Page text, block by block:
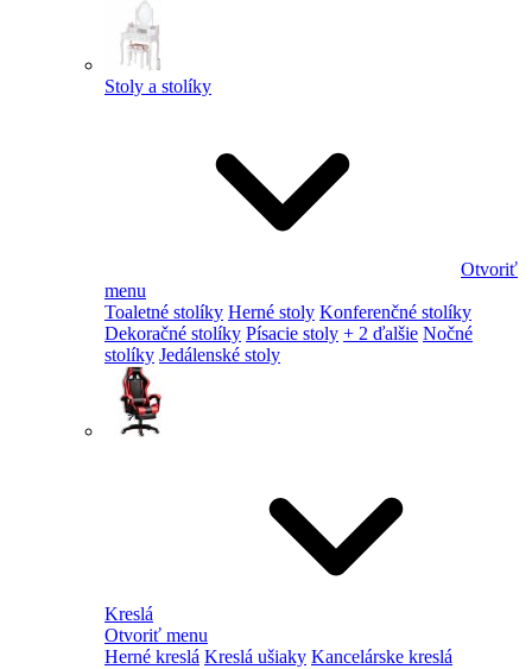
Stoly a stolíky
Otvoriť
menu
Toaletné stolíky Herné stoly Konferenčné stolíky
Dekoračné stolíky Písacie stoly + 2 ďalšie Nočné
stolíky Jedálenské stoly
Kreslá
Otvoriť menu
Herné kreslá Kreslá ušiaky Kancelárske kreslá